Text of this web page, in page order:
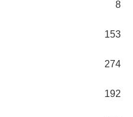
8
153
274
192